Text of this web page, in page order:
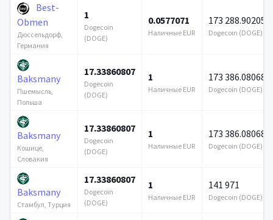
Best-
Obmen
Дюссельдорф,
Германия
1
Dogecoin
(DOGE)
0.0577071
Наличные EUR
173 288.902058
Dogecoin (DOGE)
Baksmany
Пшемысль,
Польша
17.33860807
Dogecoin
(DOGE)
1
Наличные EUR
173 386.080689
Dogecoin (DOGE)
Baksmany
Кошице,
Словакия
17.33860807
Dogecoin
(DOGE)
1
Наличные EUR
173 386.080689
Dogecoin (DOGE)
Baksmany
Стамбул, Турция
17.33860807
Dogecoin
(DOGE)
1
Наличные EUR
141 971
Dogecoin (DOGE)